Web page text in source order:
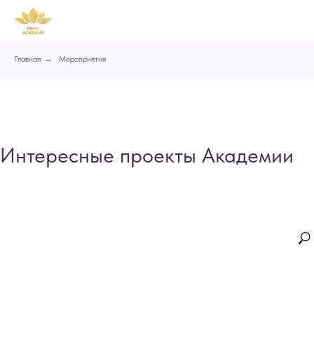
Главная → Мероприятия
Интересные проекты Академии